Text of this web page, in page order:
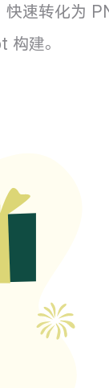
速转化为
建。